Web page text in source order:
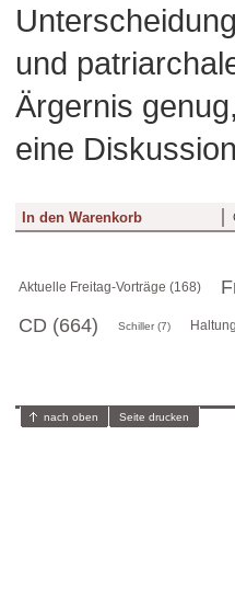
und
Ärgernis
eine
Aktuelle Freitag-Vorträge (168)
CD (664)
Schiller (7)
nach oben Seite drucken